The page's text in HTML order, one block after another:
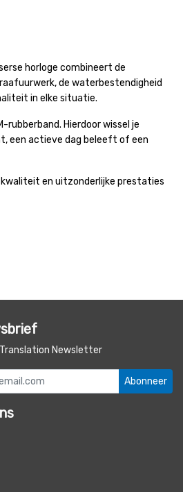
horloge combineert de
de waterbestendigheid
in elke situatie.
rubberband. Hierdoor wissel je
een actieve dag beleeft of een
kwaliteit en uitzonderlijke prestaties
Newsletter
Abonneer